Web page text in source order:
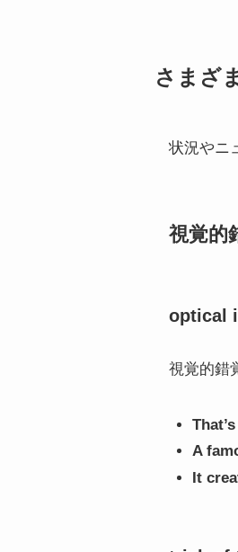
さまざ
状況やニ
視覚的
optical
視覚的錯
A
It